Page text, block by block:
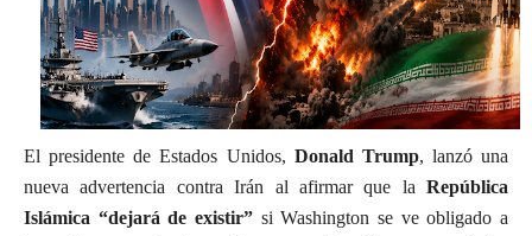
El presidente de Estados Unidos, Donald Trump, lanzó una
nueva advertencia contra Irán al afirmar que la República
Islámica “dejará de existir” si Washington se ve obligado a